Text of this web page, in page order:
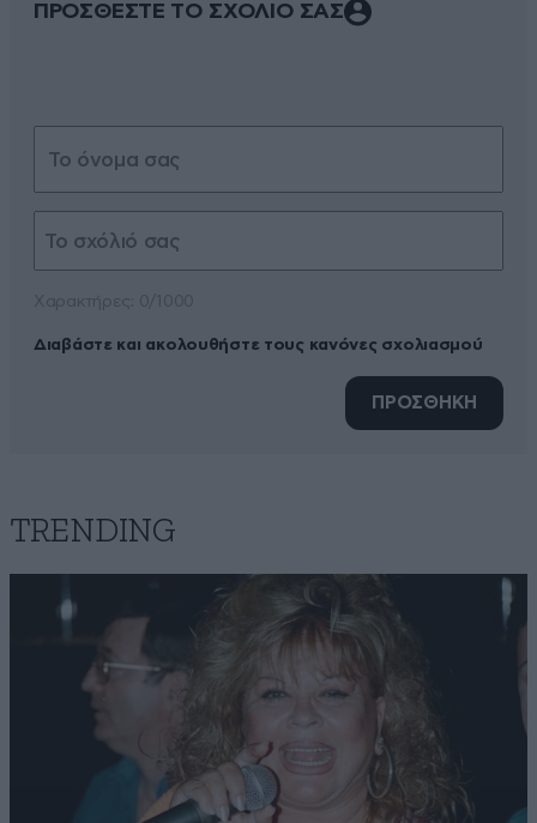
ΠΡΟΣΘΕΣΤΕ ΤΟ ΣΧΟΛΙΟ ΣΑΣ
Διαβάστε και ακολουθήστε τους κανόνες σχολιασμού
ΠΡΟΣΘΗΚΗ
TRENDING